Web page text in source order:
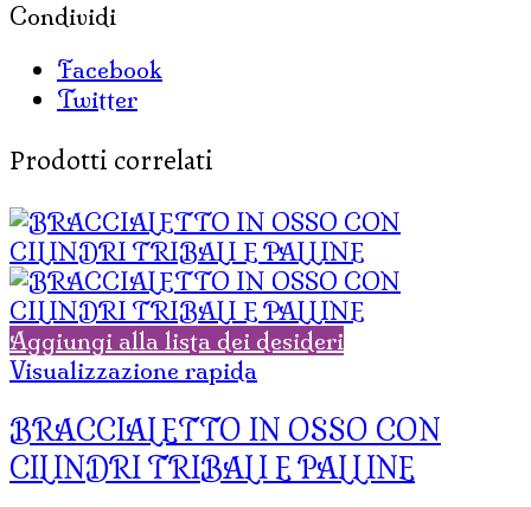
Condividi
Facebook
Twitter
Prodotti correlati
Aggiungi alla lista dei desideri
Visualizzazione rapida
BRACCIALETTO IN OSSO CON
CILINDRI TRIBALI E PALLINE